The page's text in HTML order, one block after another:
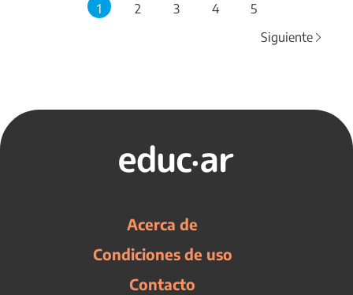
1 2 3 4
5
Siguiente
Acerca de
Condiciones de uso
Contacto